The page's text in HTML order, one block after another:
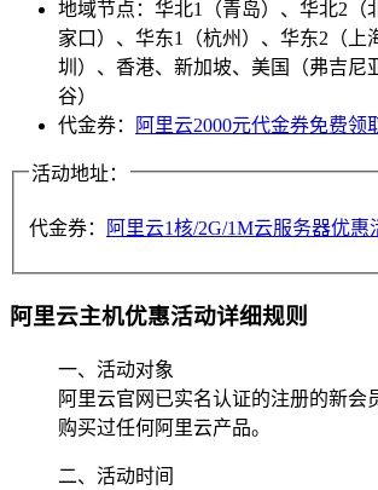
地域节点：华北1（青岛）、华北2（
家口）、华东1（杭州）、华东2（上
圳）、香港、新加坡、美国（弗吉尼
谷）
代金券：
阿里云2000元代金券免费领
活动地址：
代金券： 阿里云1核/2G/1M云服务器优惠
阿里云主机优惠活动详细规则
一、活动对象
阿里云官网已实名认证的注册的新会
购买过任何阿里云产品。
二、活动时间